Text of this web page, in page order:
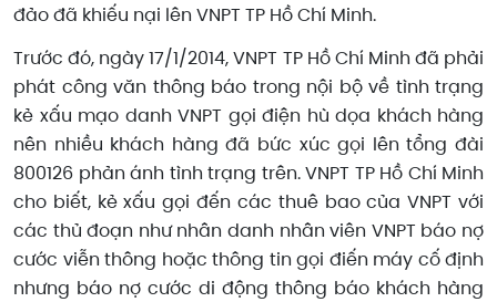
đảo đã khiếu nại lên VNPT TP Hồ Chí Minh.
Trước đó, ngày 17/1/2014, VNPT TP Hồ Chí Minh đã phải
phát công văn thông báo trong nội bộ về tình trạng
kẻ xấu mạo danh VNPT gọi điện hù dọa khách hàng
nên nhiều khách hàng đã bức xúc gọi lên tổng đài
800126 phản ánh tình trạng trên. VNPT TP Hồ Chí Minh
cho biết, kẻ xấu gọi đến các thuê bao của VNPT với
các thủ đoạn như nhân danh nhân viên VNPT báo nợ
cước viễn thông hoặc thông tin gọi điến máy cố định
nhưng báo nợ cước di động thông báo khách hàng